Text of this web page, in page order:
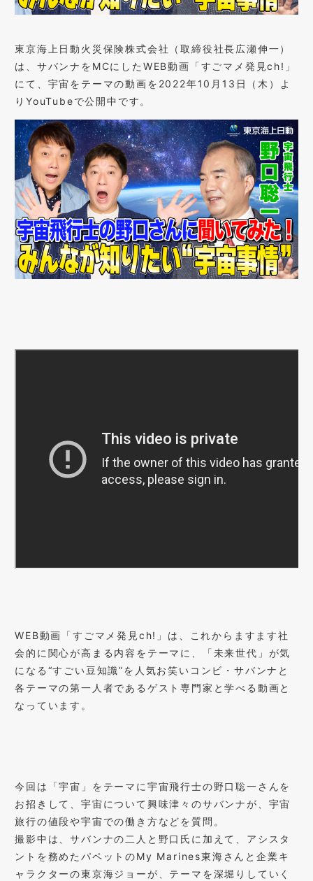
東京海上日動火災保険株式会社（取締役社⾧広瀬伸一）
は、サバンナをMCにしたWEB動画「すごマメ発見ch!」
にて、宇宙をテーマの動画を2022年10月13日（木）よ
りYouTubeで公開中です。
WEB動画「すごマメ発見ch!」は、これからますます社
会的に関心が高まる内容をテーマに、「未来世代」が気
になる“すごい豆知識”を人気お笑いコンビ・サバンナと
各テーマの第一人者であるゲスト専門家と学べる動画と
なっています。
今回は「宇宙」をテーマに宇宙飛行士の野口聡一さんを
お招きして、宇宙について興味津々のサバンナが、宇宙
旅行の値段や宇宙での働き方などを質問。
撮影中は、サバンナの二人と野口氏に加えて、アシスタ
ントを務めたパペットのMy Marines東海さんと企業キ
ャラクターの東京海ジョーが、テーマを深堀りしていく